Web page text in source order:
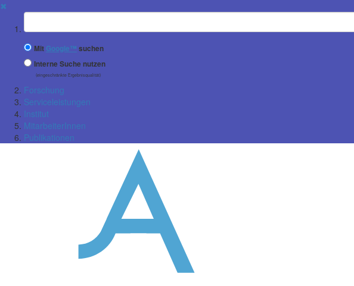
✖
Suchbegriff
Mit Google™ suchen
Interne Suche nutzen
(eingeschränkte Ergebnisqualität)
Forschung
Serviceleistungen
Institut
MitarbeiterInnen
Publikationen